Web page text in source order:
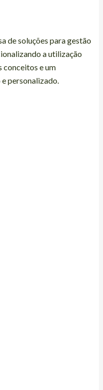
de soluções para gestão
a utilização
conceitos e um
personalizado.